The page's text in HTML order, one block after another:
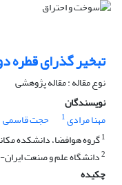
تبخیر گذرای قطره
نوع مقاله : مقاله پژوهشی
نویسندگان
مهنا مرادی1 حجت قاسمی
1گروه هوافضا، دانشکده
2دانشگاه علم و صنعت
چکیده